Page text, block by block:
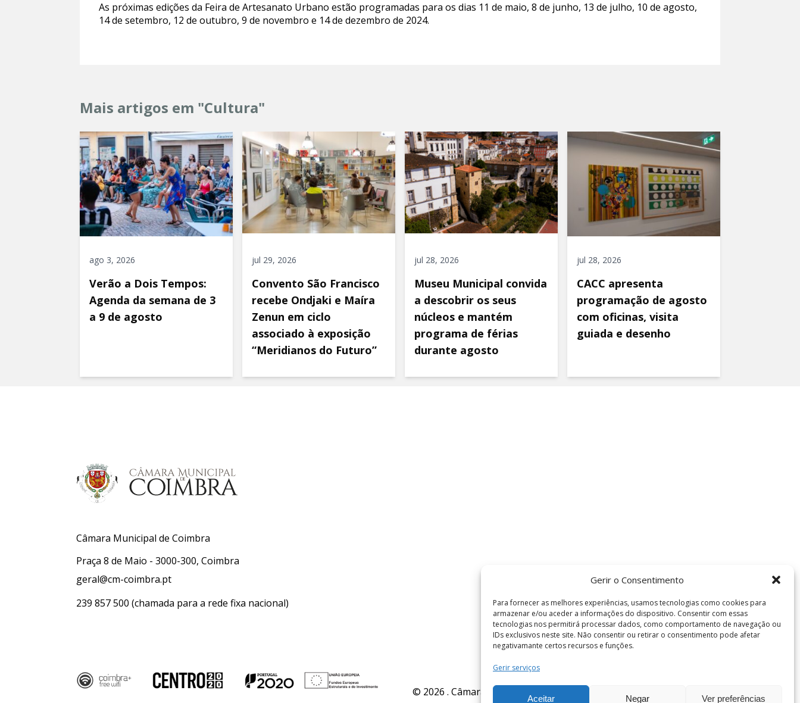
Gerir o Consentimento
Para fornecer as melhores experiências, usamos tecnologias como cookies para
armazenar e/ou aceder a informações do dispositivo. Consentir com essas
tecnologias nos permitirá processar dados, como comportamento de navegação ou
IDs exclusivos neste site. Não consentir ou retirar o consentimento pode afetar
negativamante certos recursos e funções.
Gerir serviços
Aceitar Negar Ver preferências
As próximas edições da Feira de Artesanato Urbano estão programadas para os dias 11 de maio, 8 de junho, 13 de julho, 10 de agosto,
14 de setembro, 12 de outubro, 9 de novembro e 14 de dezembro de 2024.
Mais artigos em "Cultura"
ago 3, 2026
Verão a Dois Tempos:
Agenda da semana de 3
a 9 de agosto
jul 29, 2026
Convento São Francisco
recebe Ondjaki e Maíra
Zenun em ciclo
associado à exposição
“Meridianos do Futuro”
jul 28, 2026
Museu Municipal convida
a descobrir os seus
núcleos e mantém
programa de férias
durante agosto
jul 28, 2026
CACC apresenta
programação de agosto
com oficinas, visita
guiada e desenho
Câmara Municipal de Coimbra
Praça 8 de Maio - 3000-300, Coimbra
geral@cm-coimbra.pt
239 857 500 (chamada para a rede fixa nacional)
© 2026 . Câmara Municipal de Coimbra . Todos os direitos reservados.